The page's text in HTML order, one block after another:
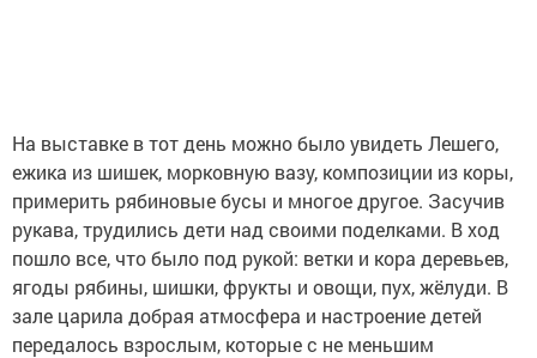
На выставке в тот день можно было увидеть Лешего,
ежика из шишек, морковную вазу, композиции из коры,
примерить рябиновые бусы и многое другое. Засучив
рукава, трудились дети над своими поделками. В ход
пошло все, что было под рукой: ветки и кора деревьев,
ягоды рябины, шишки, фрукты и овощи, пух, жёлуди. В
зале царила добрая атмосфера и настроение детей
передалось взрослым, которые с не меньшим